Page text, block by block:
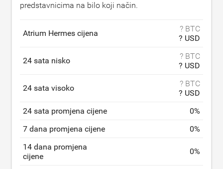
predstavnicima na bilo koji način.
Atrium Hermes cijena
? BTC
? USD
24 sata nisko
? BTC
? USD
24 sata visoko
? BTC
? USD
24 sata promjena cijene
0%
7 dana promjena cijene
0%
14 dana promjena
cijene
0%